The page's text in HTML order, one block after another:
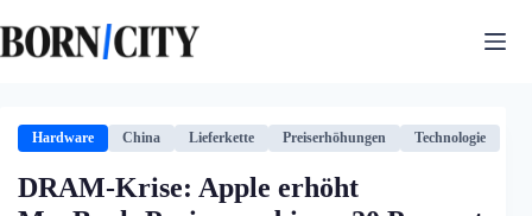
Inhalt
springen
Hardware China Lieferkette Preiserhöhungen Technologie
DRAM-Krise: Apple erhöht